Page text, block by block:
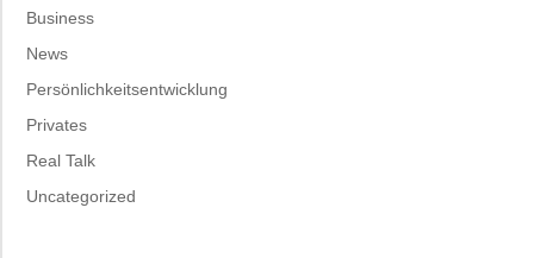
Business
News
Persönlichkeitsentwicklung
Privates
Real Talk
Uncategorized